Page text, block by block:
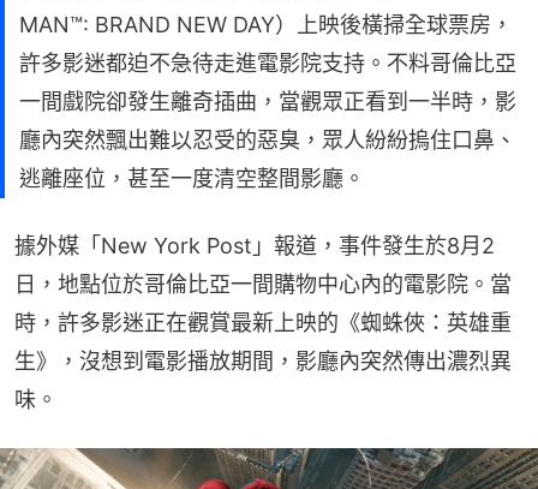
MAN™: BRAND NEW DAY）上映後橫掃全球票房，
許多影迷都迫不急待走進電影院支持。不料哥倫比亞
一間戲院卻發生離奇插曲，當觀眾正看到一半時，影
廳內突然飄出難以忍受的惡臭，眾人紛紛摀住口鼻、
逃離座位，甚至一度清空整間影廳。
據外媒「New York Post」報道，事件發生於8月2
日，地點位於哥倫比亞一間購物中心內的電影院。當
時，許多影迷正在觀賞最新上映的《蜘蛛俠：英雄重
生》，沒想到電影播放期間，影廳內突然傳出濃烈異
味。